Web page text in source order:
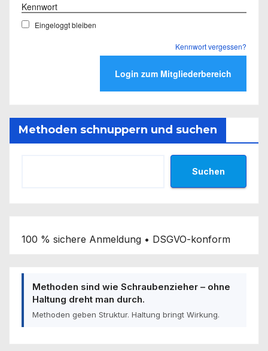
Kennwort
Eingeloggt bleiben
Kennwort vergessen?
Methoden schnuppern und suchen
Suchen
100 % sichere Anmeldung • DSGVO-konform
Methoden sind wie Schraubenzieher – ohne
Haltung dreht man durch.
Methoden geben Struktur. Haltung bringt Wirkung.